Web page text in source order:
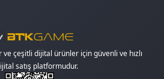
ve çeşitli dijital ürünler için güvenli ve hızlı
satış platformudur.